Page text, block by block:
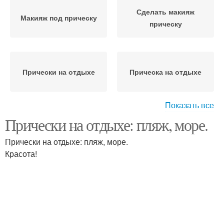
Макияж под прическу
Сделать макияж
прическу
Прически на отдыхе Прическа на отдыхе
Модные прически Прически на пляж
Показать все
Прически на отдыхе: пляж, море.
Прически на отдыхе: пляж, море.
Красота!